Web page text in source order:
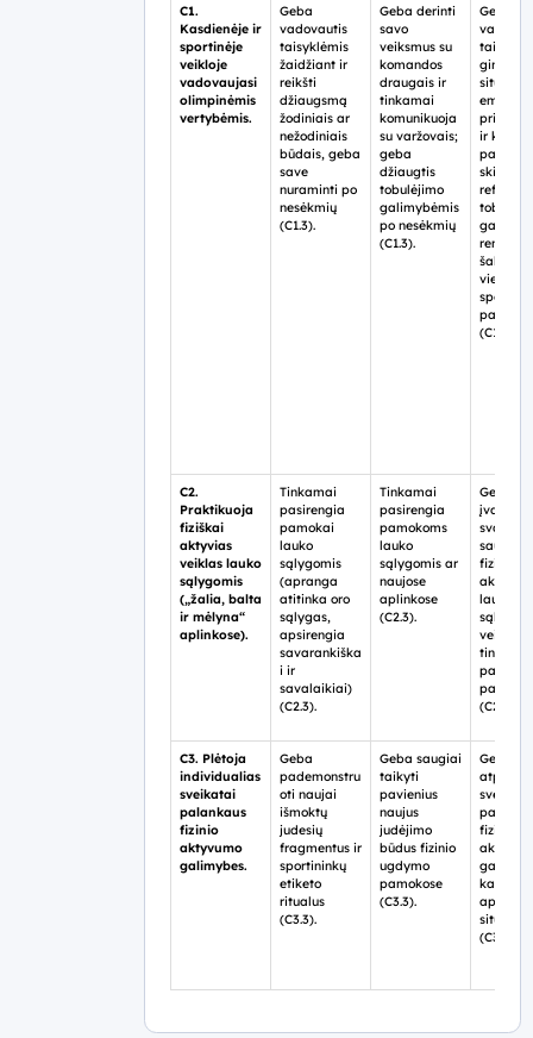
C1.
Kasdienėje ir
sportinėje
veikloje
vadovaujasi
olimpinėmis
vertybėmis.
Geba
vadovautis
taisyklėmis
žaidžiant ir
reikšti
džiaugsmą
žodiniais ar
nežodiniais
būdais, geba
save
nuraminti po
nesėkmių
(C1.3).
Geba derinti
savo
veiksmus su
komandos
draugais ir
tinkamai
komunikuoja
su varžovais;
geba
džiaugtis
tobulėjimo
galimybėmis
po nesėkmių
(C1.3).
Geba
priima
ir kitų
šalies ar
vietos
(C1.3).
C2.
Praktikuoja
fiziškai
aktyvias
veiklas lauko
sąlygomis
(„žalia, balta
ir mėlyna“
aplinkose).
Tinkamai
pasirengia
pamokai
lauko
sąlygomis
(apranga
atitinka oro
sąlygas,
apsirengia
savarankiška
i ir
savalaikiai)
(C2.3).
Tinkamai
pasirengia
pamokoms
lauko
sąlygomis ar
naujose
aplinkose
(C2.3).
Geba
įvardyti
saugaus
fizinio
lauko
(C2.3).
C3. Plėtoja
individualias
sveikatai
palankaus
fizinio
aktyvumo
galimybes.
Geba
pademonstru
oti naujai
išmoktų
judesių
fragmentus ir
sportininkų
etiketo
ritualus
(C3.3).
Geba saugiai
taikyti
pavienius
naujus
judėjimo
būdus fizinio
ugdymo
pamokose
(C3.3).
Geba
fizinio
(C3.3).